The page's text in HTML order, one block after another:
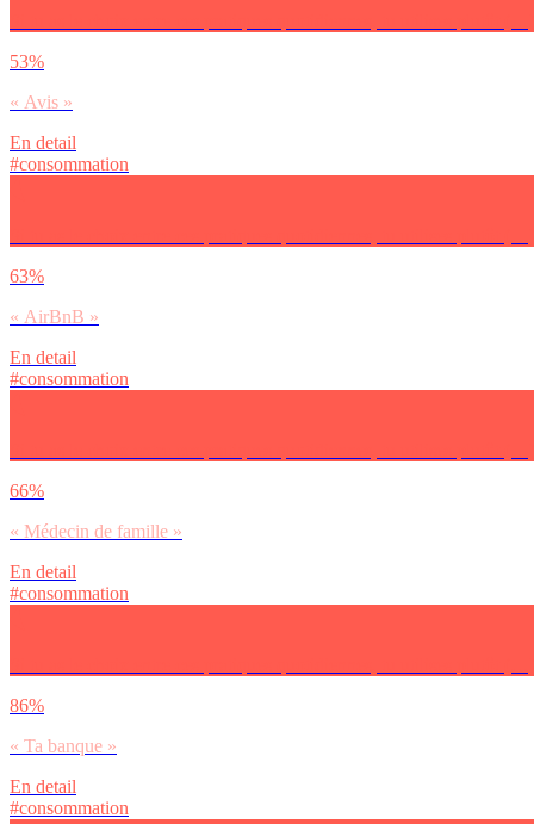
53%
« Avis »
En detail
#consommation
63%
« AirBnB »
En detail
#consommation
66%
« Médecin de famille »
En detail
#consommation
86%
« Ta banque »
En detail
#consommation